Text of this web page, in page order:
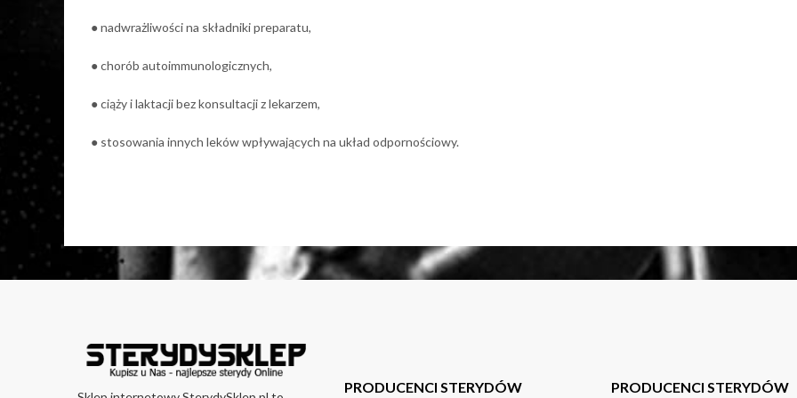
● nadwrażliwości na składniki preparatu,
● chorób autoimmunologicznych,
● ciąży i laktacji bez konsultacji z lekarzem,
● stosowania innych leków wpływających na układ odpornościowy.
PRODUCENCI STERYDÓW PRODUCENCI STERYDÓW